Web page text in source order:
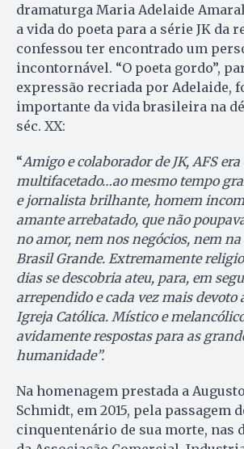
dramaturga Maria Adelaide
a vida do poeta para a série JK da
confessou ter encontrado um
incontornável. “O poeta gordo”,
expressão recriada por Adelaide,
importante da vida brasileira na
séc. XX:
“Amigo e colaborador de JK, AFS
multifacetado…ao mesmo tempo
e jornalista brilhante, homem
amante arrebatado, que não
no amor, nem nos negócios, nem
Brasil Grande. Extremamente
dias se descobria ateu, para, em
arrependido e cada vez mais devoto
Igreja Católica. Místico e
avidamente respostas para as
humanidade”.
Na homenagem prestada a
Schmidt, em 2015, pela passagem
cinquentenário de sua morte, nas